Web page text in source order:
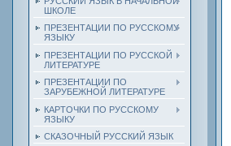
ШКОЛЕ
ПРЕЗЕНТАЦИИ ПО РУССКОМУ
ЯЗЫКУ
ПРЕЗЕНТАЦИИ ПО РУССКОЙ
ЛИТЕРАТУРЕ
ПРЕЗЕНТАЦИИ ПО
ЗАРУБЕЖНОЙ ЛИТЕРАТУРЕ
КАРТОЧКИ ПО РУССКОМУ
ЯЗЫКУ
СКАЗОЧНЫЙ РУССКИЙ ЯЗЫК